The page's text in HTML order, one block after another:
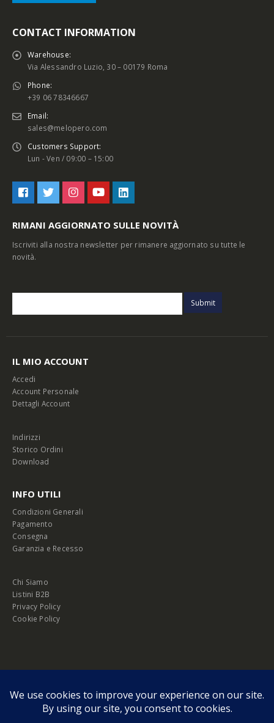
CONTACT INFORMATION
Warehouse:
Via Alessandro Luzio, 30 – 00179 Roma
Phone:
+39 06 78346667
Email:
sales@melopero.com
Customers Support:
Lun - Ven / 09:00 – 15:00
RIMANI AGGIORNATO SULLE NOVITÀ
Iscriviti alla nostra newsletter per rimanere aggiornato su tutte le
novità.
IL MIO ACCOUNT
Accedi
Account Personale
Dettagli Account
Indirizzi
Storico Ordini
Download
INFO UTILI
Condizioni Generali
Pagamento
Consegna
Garanzia e Recesso
Chi Siamo
Listini B2B
Privacy Policy
Cookie Policy
© Copyright 2026 Melopero S.r.l. | Headquarter: Viale Manzoni, 26 - 00185